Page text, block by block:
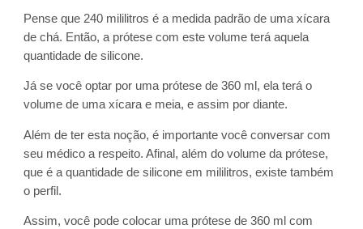
Pense que 240 mililitros é a medida padrão de uma xícara
de chá. Então, a prótese com este volume terá aquela
quantidade de silicone.
Já se você optar por uma prótese de 360 ml, ela terá o
volume de uma xícara e meia, e assim por diante.
Além de ter esta noção, é importante você conversar com
seu médico a respeito. Afinal, além do volume da prótese,
que é a quantidade de silicone em mililitros, existe também
o perfil.
Assim, você pode colocar uma prótese de 360 ml com